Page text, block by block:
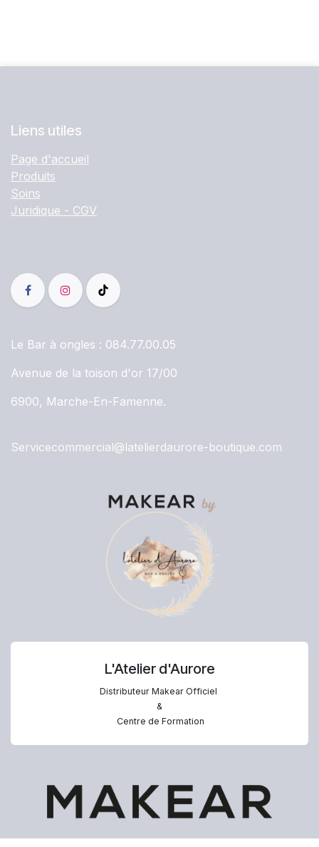
Liens utiles
Page d'accueil
Produits
Soins
Juridique - CGV
Le Bar à ongles : 084.77.00.05
Avenue de la toison d'or 17/00
6900, Marche-En-Famenne.
Servicecommercial@latelierdaurore-boutique.com
L'Atelier d'Aurore
Distributeur Makear Officiel
&
Centre de Formation